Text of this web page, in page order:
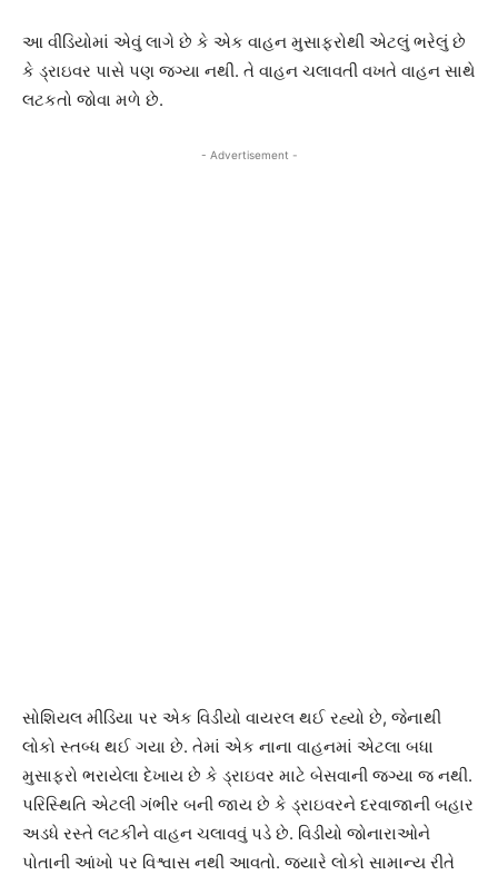
આ વીડિયોમાં એવું લાગે છે કે એક વાહન મુસાફરોથી એટલું ભરેલું છે
કે ડ્રાઇવર પાસે પણ જગ્યા નથી. તે વાહન ચલાવતી વખતે વાહન સાથે
લટકતો જોવા મળે છે.
- Advertisement -
સોશિયલ મીડિયા પર એક વિડીયો વાયરલ થઈ રહ્યો છે, જેનાથી
લોકો સ્તબ્ધ થઈ ગયા છે. તેમાં એક નાના વાહનમાં એટલા બધા
મુસાફરો ભરાયેલા દેખાય છે કે ડ્રાઇવર માટે બેસવાની જગ્યા જ નથી.
પરિસ્થિતિ એટલી ગંભીર બની જાય છે કે ડ્રાઇવરને દરવાજાની બહાર
અડધે રસ્તે લટકીને વાહન ચલાવવું પડે છે. વિડીયો જોનારાઓને
પોતાની આંખો પર વિશ્વાસ નથી આવતો. જ્યારે લોકો સામાન્ય રીતે